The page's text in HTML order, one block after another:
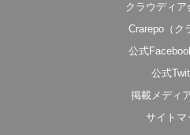
クラウディア
Crarepo（ク
公式
公式
掲載メディ
サイトマ